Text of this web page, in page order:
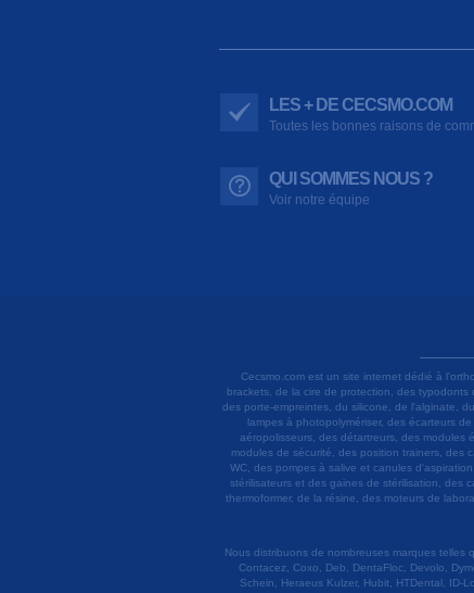
LES + DE CECSMO.COM
Toutes les bonnes raisons de
QUI SOMMES NOUS ?
Voir notre équipe
Cecsmo.com est un site internet dédié à
brackets, de la cire de protection, des
des porte-empreintes, du silicone, de l'alginate,
lampes à photopolymériser, des écarteurs
aéropolisseurs, des détartreurs, des modules
modules de sécurité, des position trainers,
WC, des pompes à salive et canules
stérilisateurs et des gaines de stérilisation, des
thermoformer, de la résine, des moteurs de
Nous distribuons de nombreuses marques telles
Contacez, Coxo, Deb, DentaFloc, Devolo,
Schein, Heraeus Kulzer, Hubit, HTDental, ID-